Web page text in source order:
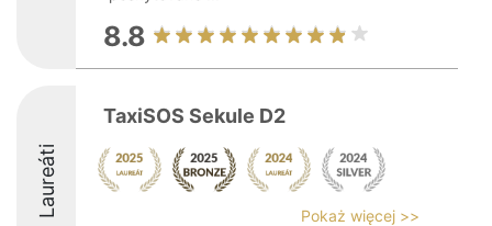
8.8
Laureáti
TaxiSOS Sekule D2
Pokaż więcej >>